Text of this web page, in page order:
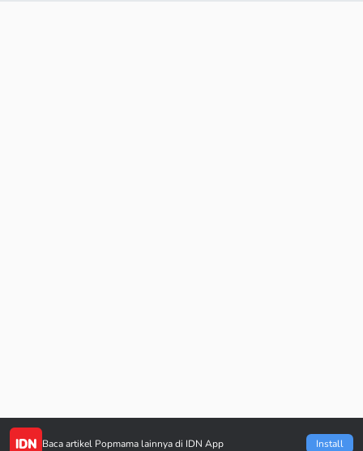
Baca artikel Popmama lainnya di IDN App Install